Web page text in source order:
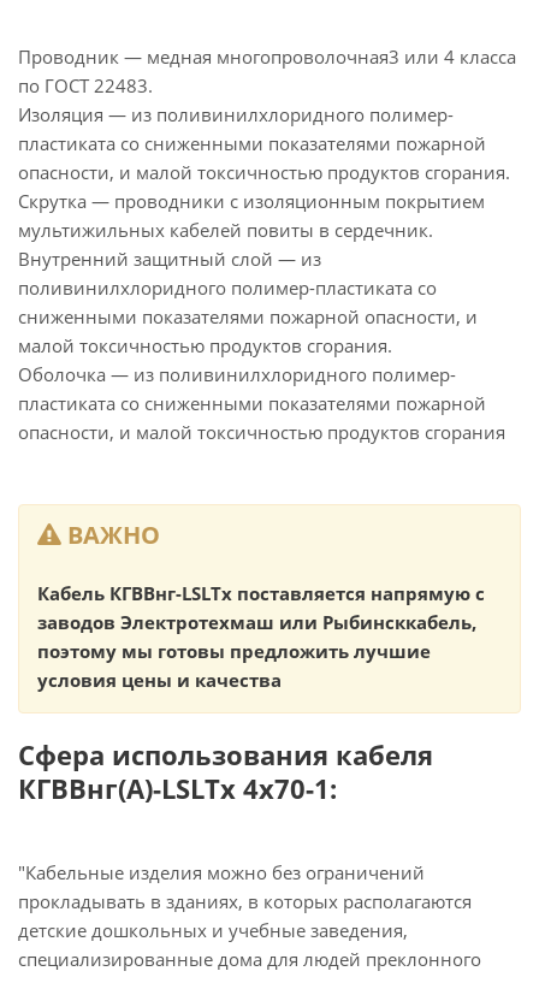
Проводник — медная многопроволочная3 или 4 класса
по ГОСТ 22483.
Изоляция — из поливинилхлоридного полимер-
пластиката со сниженными показателями пожарной
опасности, и малой токсичностью продуктов сгорания.
Скрутка — проводники с изоляционным покрытием
мультижильных кабелей повиты в сердечник.
Внутренний защитный слой — из
поливинилхлоридного полимер-пластиката со
сниженными показателями пожарной опасности, и
малой токсичностью продуктов сгорания.
Оболочка — из поливинилхлоридного полимер-
пластиката со сниженными показателями пожарной
опасности, и малой токсичностью продуктов сгорания
ВАЖНО
Кабель КГВВнг-LSLTx поставляется напрямую с
заводов Электротехмаш или Рыбинсккабель,
поэтому мы готовы предложить лучшие
условия цены и качества
Сфера использования кабеля
КГВВнг(А)-LSLTx 4х70-1:
"Кабельные изделия можно без ограничений
прокладывать в зданиях, в которых располагаются
детские дошкольных и учебные заведения,
специализированные дома для людей преклонного